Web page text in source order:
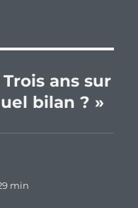
ans sur
bilan ? »
min